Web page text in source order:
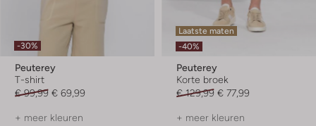
-30%
Peuterey
T-shirt
€ 99,99 € 69,99
+ meer kleuren
Laatste maten
-40%
Peuterey
Korte broek
€ 129,99 € 77,99
+ meer kleuren